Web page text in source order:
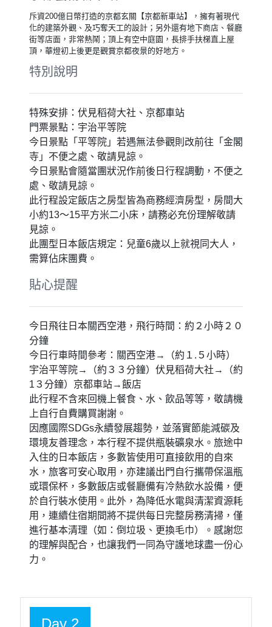
或 京都丸太町曼迪設計酒店 hotel MONday
KYOTO MARUTAMACHI 或同等級
【包含門票】宇治平等院
堂，至江戶時期，因外型因有兩隻尊貴象徵的金銅鳳凰像改名
為鳳凰堂。堂內有一千多年的歷史佛像，最著名的阿彌陀如來
像更是高達一丈六尺高，成為到宇治必到訪景點之一。
【特別推薦】伏見稻荷神社
據史書記載始建於西元711年，是遍及日本全國各地約三萬多
所的稻荷神社之總本山。是日本人信奉的保佑商業繁榮昌盛、
五谷豐收之神的所在地。神社主殿的後方，有兩排的平排的
「千本鳥居」是著名象徵物。
京都藝術新車站
斥資200億日幣打造的京都玄關【京都新車站】，擁有著現代
化的建築外觀、及巧奪天工的設計；另外還有地下商店、餐廳
頂，華燈初上後更是觀賞京都夜景的好地方。
特別說明
特殊安排：伏見稻荷大社、京都車站
門票景點：宇治平等院
今日景點「平等院」若遇無法參觀則改前往「金閣
寺」不便之處、敬請見諒。
今日景點會隨當團狀況作前後日行程調動，不便之
處、敬請見諒。
此行程設定飯店之房型皆為商務經濟房型，房間大
小約13～15平方米二小床，請務必充份理解敬請
見諒。
此團型日本飯店規定：兒童6歲以上就視同大人，
需算佔床團費。
貼心提醒
今日飛往日本關西空港，飛行時間：約２小時２０
宇治平等院→（約３３分鐘）伏見稻荷大社→（約
1３分鐘）京都車站→飯店